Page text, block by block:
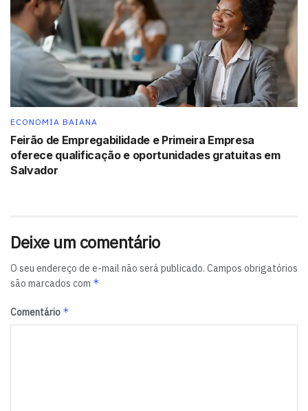
ECONOMIA BAIANA
Feirão de Empregabilidade e Primeira Empresa
oferece qualificação e oportunidades gratuitas em
Salvador
Deixe um comentário
O seu endereço de e-mail não será publicado. Campos obrigatórios
são marcados com *
Comentário *